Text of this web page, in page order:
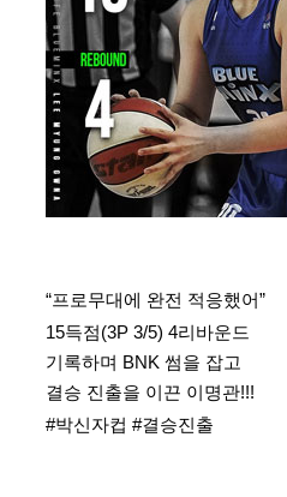
“프로무대에 완전 적응했어”
15득점(3P 3/5) 4리바운드
기록하며 BNK 썸을 잡고
결승 진출을 이끈 이명관!!!
#박신자컵 #결승진출